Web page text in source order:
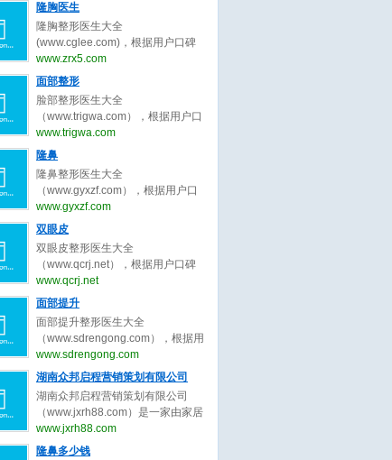
隆鼻修复整形医生、武汉隆鼻修复
整形医生、西安隆鼻修复整形、郑
州隆鼻修复整形。隆鼻修复整形医
生大全，秉承为客户服务公平公正
原则，为整形客户求美决策推荐最
好的隆鼻修复整形医生。
形医生、北京吸脂整形医生、上海
吸脂整形医生、广州吸脂整形医
生、成都吸脂整形医生、武汉吸脂
整形医生、西安吸脂整形、郑州吸
脂整形。吸脂整形医生大全，秉承
为客户服务公平公正原则，为整形
客户求美决策推荐最好的吸脂整形
医生。
隆胸医生
隆胸整形医生大全
(www.cglee.com)，根据用户口碑
收录全中国最好的隆胸整形医生，
包括不限于隆胸整形外科医生、隆
生、北京隆胸整形医生、上海隆胸
整形医生、广州隆胸整形医生、成
都隆胸整形医生、武汉隆胸整形医
生、西安隆胸整形、郑州隆胸整
形。隆胸整形医生大全，秉承为客
户服务公平公正原则，为整形客户
求美决策推荐最好的隆胸整形医
生。
www.zrx5.com
面部整形
脸部整形医生大全
（www.trigwa.com），根据用户口
碑收录全中国最好的脸部整形医
生，包括不限于脸部整形外科医
生、眼睛整形医生、吸脂整形医
生、修复整形医生、北京脸部整形
医生、上海脸部整形医生、广州脸
部整形医生、成都脸部整形医生、
武汉脸部整形医生、西安脸部整
形、郑州脸部整形。脸部整形医生
大全，秉承为客户服务公平公正原
则，为整形客户求美决策推荐最好
的脸部整形医生。
www.trigwa.com
隆鼻
隆鼻整形医生大全
（www.gyxzf.com），根据用户口
碑收录全中国最好的隆鼻整形医
生，包括不限于隆鼻整形外科医
生、眼睛整形医生、吸脂整形医
生、修复整形医生、北京整形医
生、上海整形医生、广州整形医
生、成都整形医生、武汉整形医
生。整形医生大全，秉承为客户服
务公平公正原则，为整形客户求美
决策推荐最好的隆鼻整形医生。
www.gyxzf.com
双眼皮
双眼皮整形医生大全
（www.qcrj.net），根据用户口碑
收录全中国最好的整形医生，包括
不限于整形外科医生、微整形医
生、修复双眼皮整形医生、北京双
眼皮整形医生、上海双眼皮整形医
生、广州双眼皮整形医生、成都双
眼皮整形医生、武汉双眼皮整形医
生。双眼皮整形医生大全，秉承为
客户服务公平公正原则，为整形客
户求美决策推荐最好的双眼皮整形
医生。
www.qcrj.net
面部提升
面部提升整形医生大全
（www.sdrengong.com），根据用
户口碑收录全中国最好的面部提升
整形医生，包括不限于面部提升整
生、修复提升整形医生、北京面部
提升整形医生、上海面部提升整形
医生、广州面部提升整形医生、成
都面部提升整形医生、武汉面部提
www.sdrengong.com
湖南众邦启程营销策划有限公司
湖南众邦启程营销策划有限公司
（www.jxrh88.com）是一家由家居
行业精英共同打造的商业智慧平台,
集策划咨询、 教育培训、 执行落
www.jxrh88.com
隆鼻多少钱